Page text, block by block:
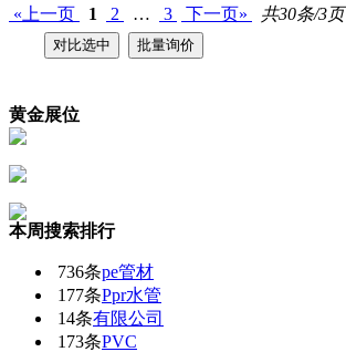
«上一页 1 2 … 3 下一页» 共30条/3页
黄金展位
本周搜索排行
736条pe管材
177条Ppr水管
14条有限公司
173条PVC